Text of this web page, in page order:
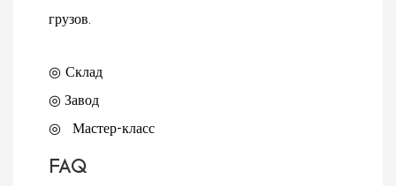
грузов.
◎ Склад
◎ Завод
◎
Мастер-класс
FAQ